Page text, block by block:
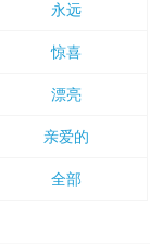
永远
惊喜
漂亮
亲爱的
全部